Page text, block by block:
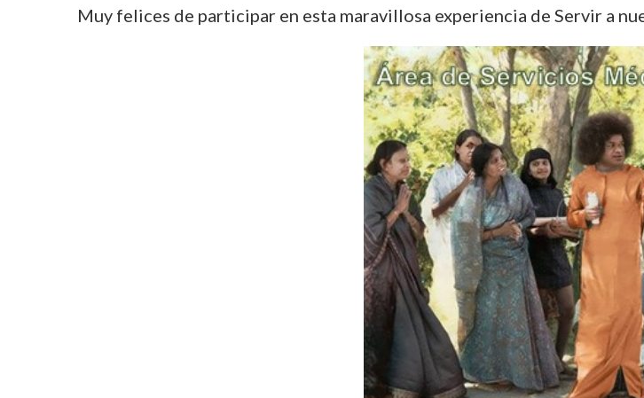
Muy felices de participar en esta maravillosa experiencia de Servir a